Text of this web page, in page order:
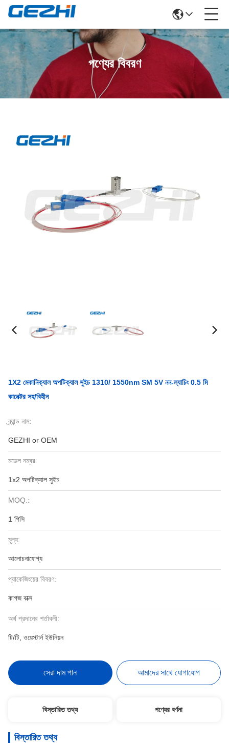
পণ্যের বিবরণ
1X2 মেকানিক্যাল অপটিক্যাল সুইচ 1310/ 1550nm SM 5V নন-ল্যাচিং 0.5 মি
কানেক্টর সহ/বিহীন
ব্র্যান্ড নাম:
GEZHI or OEM
মডেল নম্বর:
1x2 অপটিক্যাল সুইচ
MOQ.:
1 পিসি
মূল্য:
আলোচনাযোগ্য
প্যাকেজিংয়ের বিবরণ:
কাগজ বাক্স
অর্থ প্রদানের শর্তাবলী:
টি/টি, ওয়েস্টার্ন ইউনিয়ন
সেরা দাম পান আমাদের সাথে যোগাযোগ
বিস্তারিত তথ্য পণ্যের বর্ণনা
বিস্তারিত তথ্য